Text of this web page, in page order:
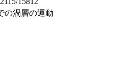
の渦層の運動